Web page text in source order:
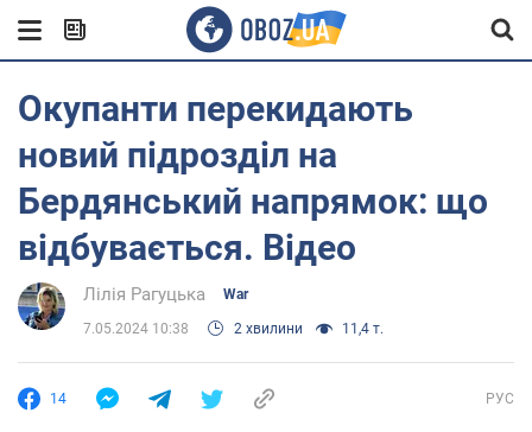
Окупанти перекидають
новий підрозділ на
Бердянський напрямок: що
відбувається. Відео
Лілія Рагуцька War
7.05.2024 10:38 2 хвилини 11,4 т.
14 РУС